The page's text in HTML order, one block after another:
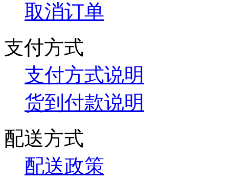
取消订单
支付方式
支付方式说明
货到付款说明
配送方式
配送政策